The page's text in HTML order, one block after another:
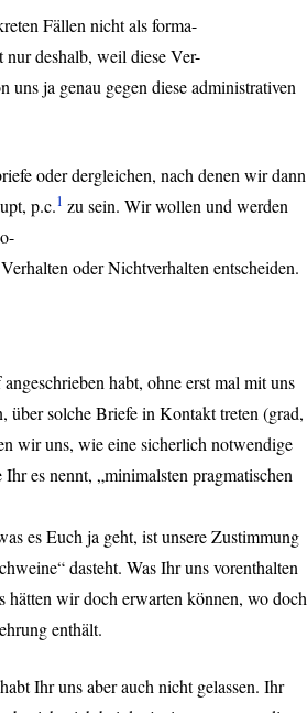
Fällen nicht als forma-
deshalb, weil diese Ver-
uns ja genau gegen diese administrativen
oder dergleichen, nach denen wir dann
p.c.1 zu sein. Wir wollen und werden
oder Nichtverhalten entscheiden.
habt, ohne erst mal mit uns
über solche Briefe in Kontakt treten (grad,
wir uns, wie eine sicherlich notwendige
es nennt, „minimalsten pragmatischen
es Euch ja geht, ist unsere Zustimmung
dasteht. Was Ihr uns vorenthalten
hätten wir doch erwarten können, wo doch
enthält.
Ihr uns aber auch nicht gelassen. Ihr